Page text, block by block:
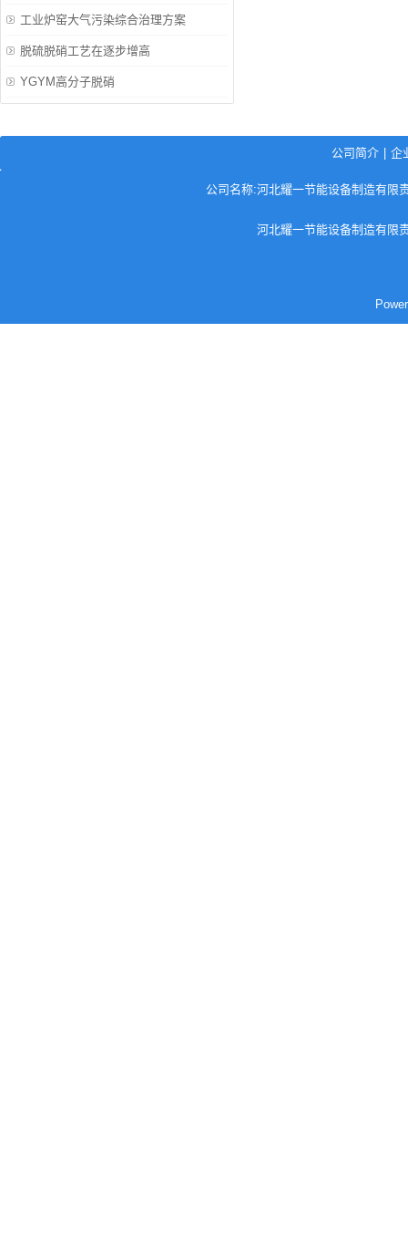
工业炉窑大气污染综合治理方案
脱硫脱硝工艺在逐步增高
YGYM高分子脱硝
公司简介 企
公司名称:河北耀一节能设备制造有限
河北耀一节能设备制造有限